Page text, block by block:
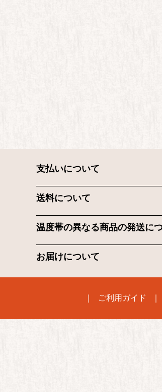
支払いについて
送料について
温度帯の異なる商品の発送に
お届けについて
ご利用ガイド